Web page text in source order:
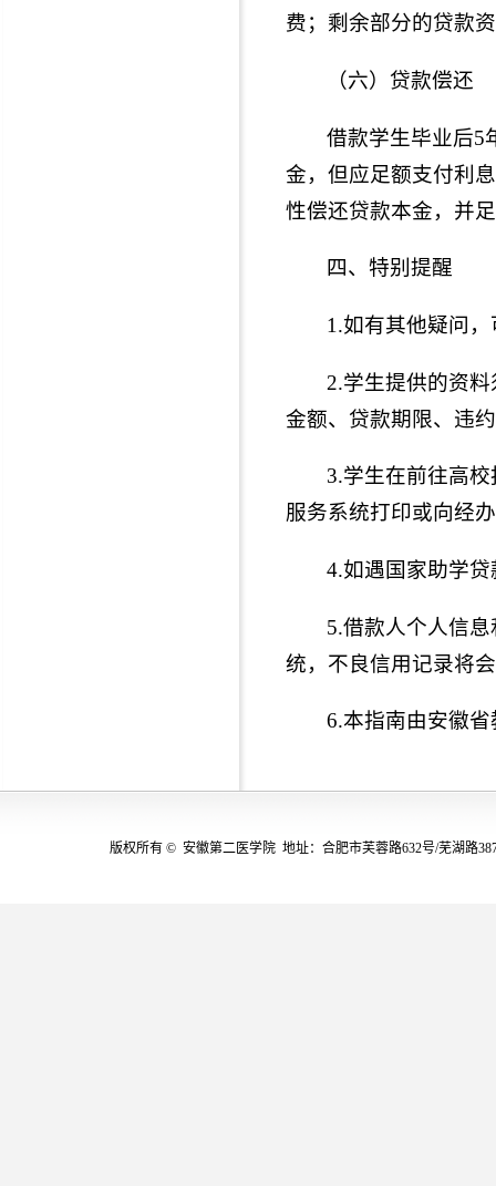
费；剩余部分的贷款
（六）贷款偿还
借款学生毕业后5
金，但应足额支付利
性偿还贷款本金，并
四、特别提醒
1.如有其他疑问
2.学生提供的资
金额、贷款期限、违
3.学生在前往高
服务系统打印或向经
4.如遇国家助学
5.借款人个人信
统，不良信用记录将
6.本指南由安徽
版权所有 © 安徽第二医学院 地址：合肥市芙蓉路632号/芜湖路